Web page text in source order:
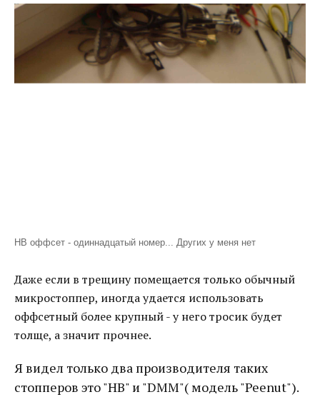
HB oффсет - одиннадцатый номер... Других у меня нет
Даже если в трещину помещается только обычный
микростоппер, иногда удается использовать
оффсетный более крупный - у него тросик будет
толще, а значит прочнее.
Я видел только два производителя таких
стопперов это "HB" и "DMM"( модель "Peenut").